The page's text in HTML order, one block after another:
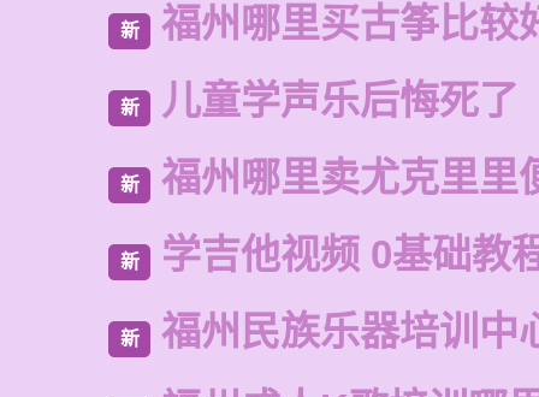
新 福州哪里买古筝比较
新 儿童学声乐后悔死了
新 福州哪里卖尤克里里
新 学吉他视频 0基础教
新 福州民族乐器培训中